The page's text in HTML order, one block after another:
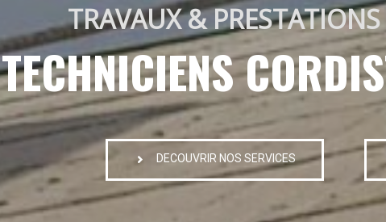
TRAVAUX &
TECHNICIENS
DECOUVRIR NOS SERVICES